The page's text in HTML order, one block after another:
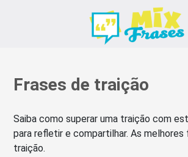
Frases de traição
Saiba como superar uma traição com
para refletir e compartilhar. As melhores
traição.